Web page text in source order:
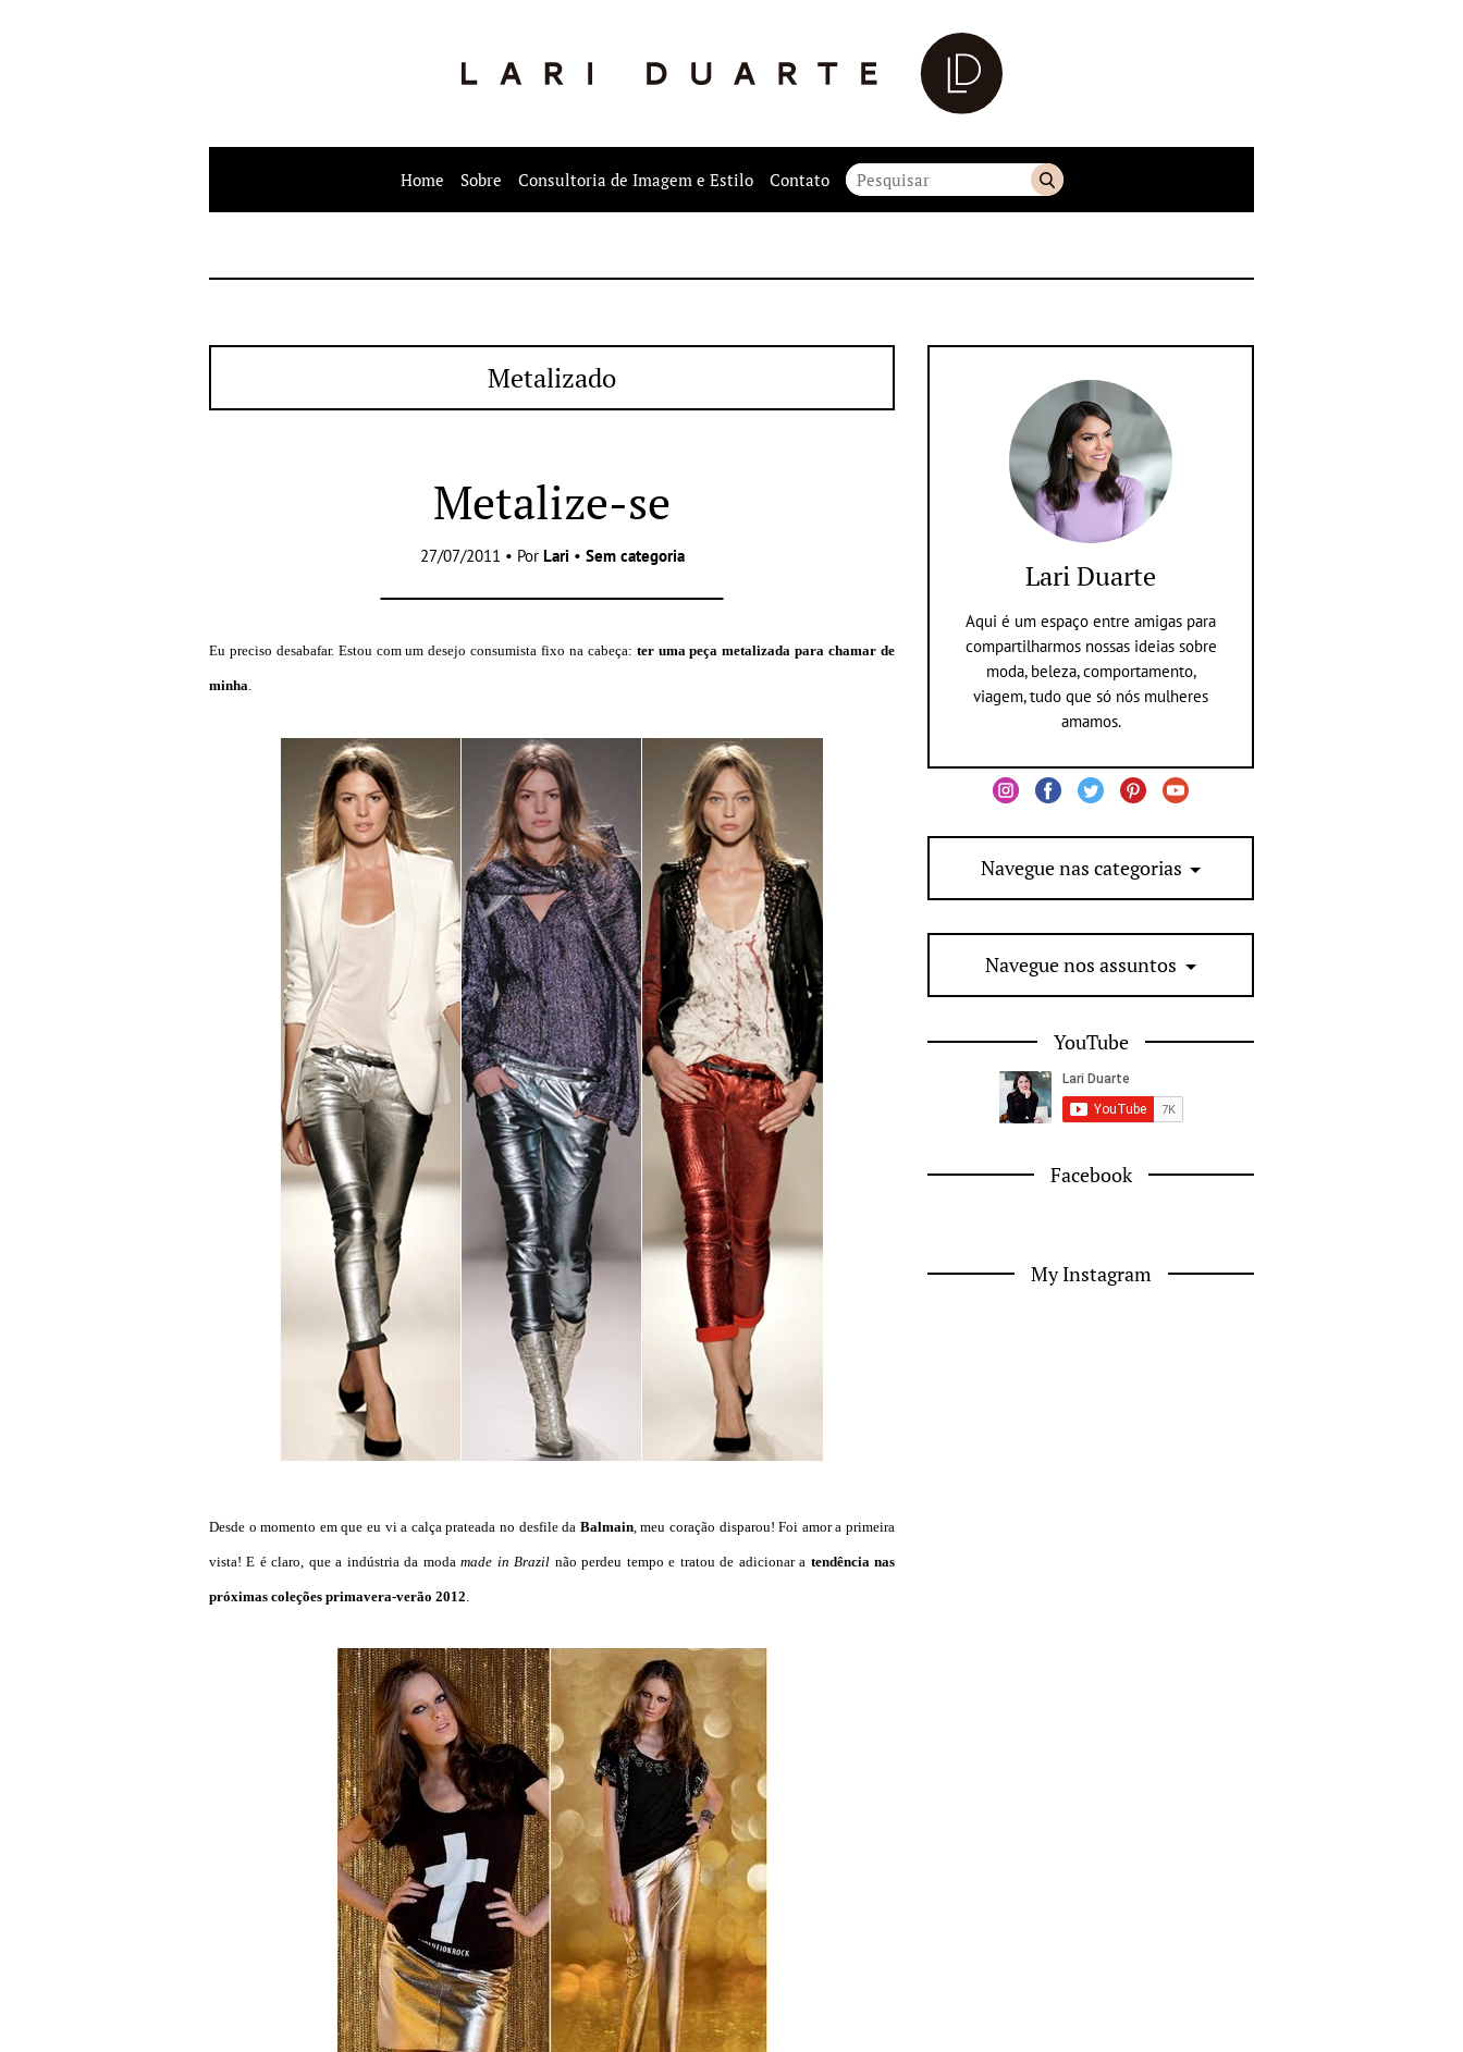
Home Sobre Consultoria de Imagem e Estilo Contato
Metalizado
Metalize-se
27/07/2011 • Por Lari • Sem categoria
Eu preciso desabafar. Estou com um desejo consumista fixo na cabeça: ter uma peça metalizada para chamar de
minha.
Desde o momento em que eu vi a calça prateada no desfile da Balmain, meu coração disparou! Foi amor a primeira
vista! E é claro, que a indústria da modamade in Brazil não perdeu tempo e tratou de adicionar a tendência nas
próximas coleções primavera-verão 2012.
Lari Duarte
Aqui é um espaço entre amigas para
compartilharmos nossas ideias sobre
moda, beleza, comportamento,
viagem, tudo que só nós mulheres
amamos.
Navegue nas categorias
Navegue nos assuntos
YouTube
Facebook
My Instagram